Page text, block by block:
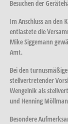
Besuchen der
Im Anschluss an den
entlastete die
Mike Siggemann
Amt.
Bei den
stellvertretender
Wengelnik als
und Henning
Besondere